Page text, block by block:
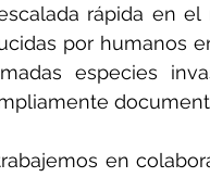
rápida en
por humanos
especies
en